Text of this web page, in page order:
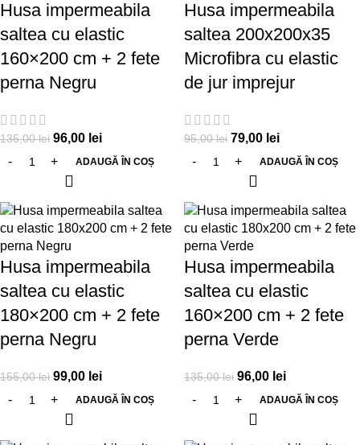
Husa impermeabila
saltea cu elastic
160×200 cm + 2 fete
perna Negru
135,00lei 96,00 lei
ADAUGĂ ÎN COȘ
Husa impermeabila
saltea 200x200x35
Microfibra cu elastic
de jur imprejur
95,00lei 79,00 lei
ADAUGĂ ÎN COȘ
Husa impermeabila
saltea cu elastic
180×200 cm + 2 fete
perna Negru
155,00lei 99,00 lei
ADAUGĂ ÎN COȘ
Husa impermeabila
saltea cu elastic
160×200 cm + 2 fete
perna Verde
135,00lei 96,00 lei
ADAUGĂ ÎN COȘ